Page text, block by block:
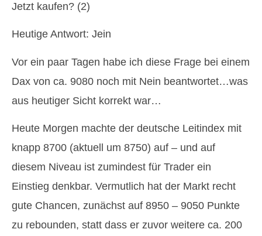
Jetzt kaufen? (2)
Heutige Antwort: Jein
Vor ein paar Tagen habe ich diese Frage bei einem
Dax von ca. 9080 noch mit Nein beantwortet…was
aus heutiger Sicht korrekt war…
Heute Morgen machte der deutsche Leitindex mit
knapp 8700 (aktuell um 8750) auf – und auf
diesem Niveau ist zumindest für Trader ein
Einstieg denkbar. Vermutlich hat der Markt recht
gute Chancen, zunächst auf 8950 – 9050 Punkte
zu rebounden, statt dass er zuvor weitere ca. 200